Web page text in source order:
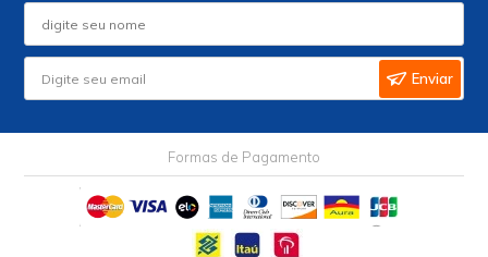
Enviar
Formas de Pagamento